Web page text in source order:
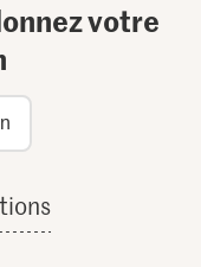
votre